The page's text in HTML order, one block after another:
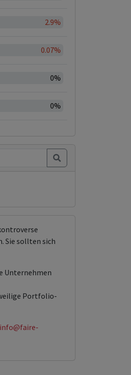
2.9%
0.07%
0%
0%
Sie sollten sich
Unternehmen
Portfolio-
info@faire-